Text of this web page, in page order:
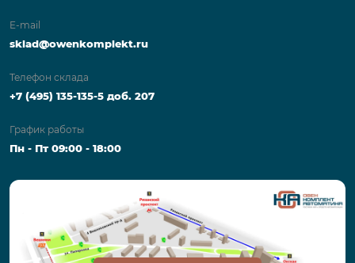
E-mail
sklad@owenkomplekt.ru
Телефон склада
+7 (495) 135-135-5 доб. 207
График работы
Пн - Пт 09:00 - 18:00